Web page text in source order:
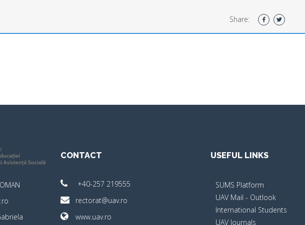
Share:
CONTACT
+40-257 219555
rectorat@uav.ro
www.uav.ro
USEFUL LINKS
SUMS Platform
UAV Mail - Outlook
International Students
UAV Journals